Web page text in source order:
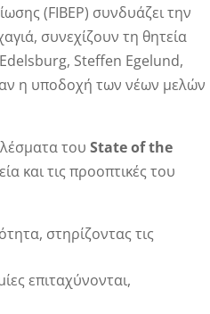
(FIBEP) συνδυάζει την
συνεχίζουν τη θητεία
Steffen Egelund,
η υποδοχή των νέων μελών
τουState of the
και τις προοπτικές του
στηρίζοντας τις
επιταχύνονται,